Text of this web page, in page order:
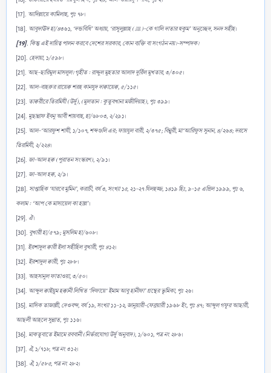
[17]. আদিল্লায়ে কামিলাহ, পৃঃ ৭৮।
[18].
আবুদাঊদ হা/৪৩৬১, ‘দন্ডবিধি’ অধ্যায়, ‘রাসূলুল্লাহ (ﷺ)-কে গালি দাতার হুকুম’ অনুচ্ছেদ, সনদ সহীহ।
[19]. কিন্তু এই দায়িত্ব পালন করবে দেশের সরকার, কোন ব্যক্তি বা সংগঠন নয়।-সম্পাদক।
[20]. হেদায়া, ১/৫৯৮।
[21]. আছ-ছারিমুল মাসলূল। গৃহীত : রাদ্দুল মুহতার আলাদ দুর্রিল মুখতার, ৩/৩০৫।
[22]. আল-বাহরুর রায়েক্ব শরহ কানযুদ দাক্বায়েক্ব, ৫/১১৫।
[23]. তাক্বরীরে তিরমিযী (উর্দূ), (মুলতান : কুতুবখানা মজীদিয়াহ), পৃঃ ৩৯৯।
[24]. মুছান্নাফ ইবনু আবী শায়বাহ, হা/৬৮০৩, ২/২৯১।
[25]. আল-‘আরফুশ শাযী, ১/১০৭, শব্দগুলি এর; ফায়যুল বারী, ২/৩৭৫; বিন্নূরী, মা‘আরিফুস সুনান, ৪/২৬৪; দরসে
তিরমিযী, ২/২২৪।
[26]. জা-আল হক্ব (পুরাতন সংস্করণ), ২/৯১।
[27]. জা-আল হক্ব, ২/৯।
[28]. সাপ্তাহিক ‘যারবে মুমিন’, করাচী, বর্ষ ৩, সংখ্যা ১৫, ২১-২৭ যিলহজ্জ, ১৪১৯ হিঃ, ৯-১৫ এপ্রিল ১৯৯৯, পৃঃ ৬,
কলাম : ‘আপ কে মাসায়েল কা হাল্ল’।
[29]. ঐ।
[30]. বুখারী হা/৫৭৯; মুসলিম হা/৬০৮।
[31]. ইরশাদুল ক্বারী ইলা সহীহিল বুখারী, পৃঃ ৪১২।
[32]. ইরশাদুল ক্বারী, পৃঃ ২৮৮।
[33]. আহসানুল ফাতাওয়া, ৩/৫০।
[34]. আব্দুল ক্বাইয়ূম হক্কানী লিখিত ‘দিফায়ে‘ ইমাম আবু হানীফা’ গ্রন্থের ভূমিকা, পৃঃ ২৬।
[35]. মাসিক তাজাল্লী, দেওবন্দ, বর্ষ ১৯, সংখ্যা ১১-১২, জানুয়ারী-ফেব্রয়ারী ১৯৬৮ ইং, পৃঃ ৪৭; আব্দুল গফূর আছারী,
আছলী আহলে সুন্নাত, পৃঃ ১১৬।
[36]. মাকতূবাতে ইমামে রববানী (নির্ভরযোগ্য উর্দূ অনুবাদ), ১/৬০১, পত্র নং ২৮৬।
[37]. ঐ, ১/৭১৮, পত্র নং ৩১২।
[38]. ঐ, ১/৫৮৫, পত্র নং ২৮২।